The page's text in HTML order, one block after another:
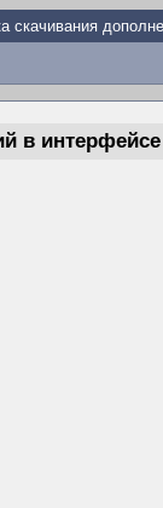
скачивания
в